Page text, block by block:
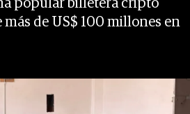
popular billetera cripto
de US$ 100 millones en